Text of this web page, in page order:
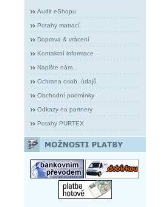
Audit eShopu
Potahy matrací
Doprava & vrácení
Kontaktní informace
Napište nám...
Ochrana osob. údajů
Obchodní podmínky
Odkazy na partnery
Potahy PURTEX